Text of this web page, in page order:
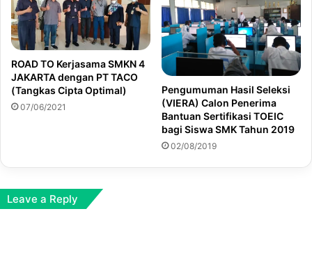
ROAD TO Kerjasama SMKN 4
JAKARTA dengan PT TACO
(Tangkas Cipta Optimal)
07/06/2021
Pengumuman Hasil Seleksi
(VIERA) Calon Penerima
Bantuan Sertifikasi TOEIC
bagi Siswa SMK Tahun 2019
02/08/2019
Leave a Reply